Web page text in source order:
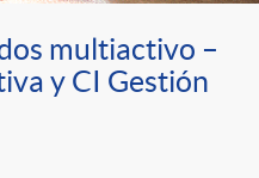
multiactivo –
y CI Gestión